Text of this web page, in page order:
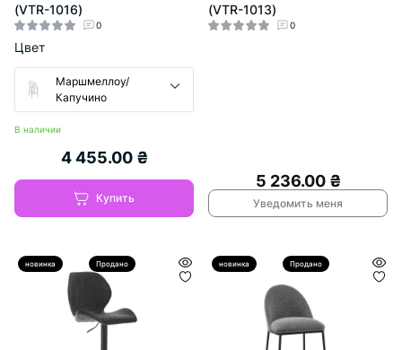
(VTR-1016)
Цвет
Маршмеллоу/
Капучино
В наличии
0
4 455.00 ₴
Купить
(VTR-1013)
0
5 236.00 ₴
Уведомить меня
новинка Продано новинка Продано